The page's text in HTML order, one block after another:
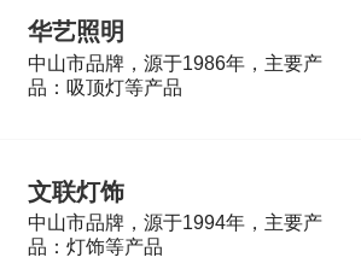
华艺照明
中山市品牌，源于1986年，主要产
品：吸顶灯等产品
文联灯饰
中山市品牌，源于1994年，主要产
品：灯饰等产品